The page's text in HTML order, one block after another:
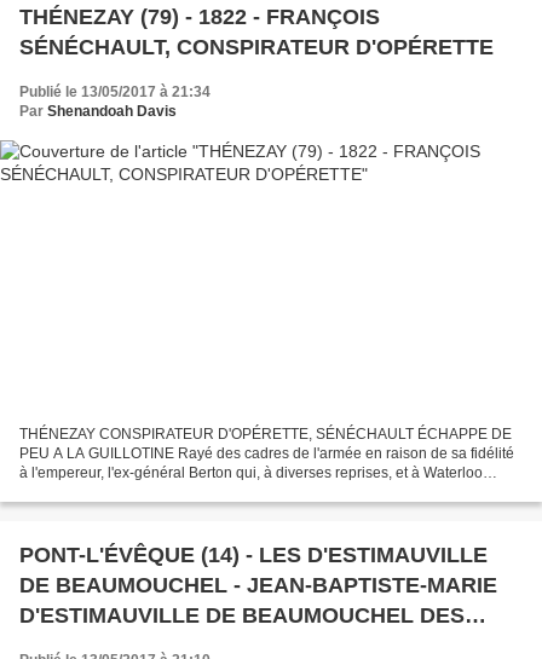
THÉNEZAY (79) - 1822 - FRANÇOIS
SÉNÉCHAULT, CONSPIRATEUR D'OPÉRETTE
Publié le 13/05/2017 à 21:34
Par Shenandoah Davis
THÉNEZAY CONSPIRATEUR D'OPÉRETTE, SÉNÉCHAULT ÉCHAPPE DE
PEU A LA GUILLOTINE Rayé des cadres de l'armée en raison de sa fidélité
à l'empereur, l'ex-général Berton qui, à diverses reprises, et à Waterloo
PONT-L'ÉVÊQUE (14) - LES D'ESTIMAUVILLE
DE BEAUMOUCHEL - JEAN-BAPTISTE-MARIE
D'ESTIMAUVILLE DE BEAUMOUCHEL DES
MARRES